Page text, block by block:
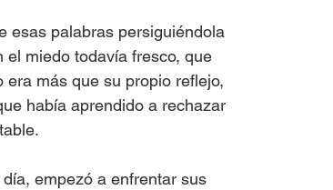
esas palabras persiguiéndola
el miedo todavía fresco, que
más que su propio reflejo,
había aprendido a rechazar
empezó a enfrentar sus